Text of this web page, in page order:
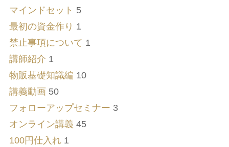
マインドセット 5
最初の資金作り 1
禁止事項について 1
講師紹介 1
物販基礎知識編 10
講義動画 50
フォローアップセミナー 3
オンライン講義 45
100円仕入れ 1